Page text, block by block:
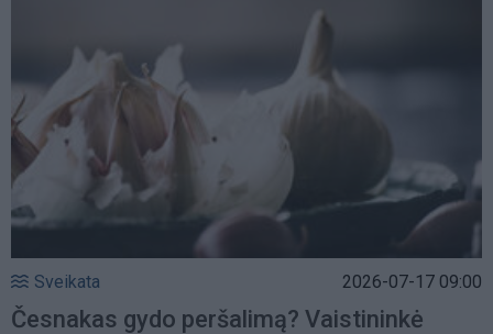
Sveikata 2026-07-17 09:00
Česnakas gydo peršalimą? Vaistininkė